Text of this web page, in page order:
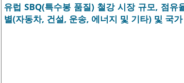
유럽 ​​SBQ(특수봉 품질) 철강 시장 규모, 점
별(자동차, 건설, 운송, 에너지 및 기타) 및 국